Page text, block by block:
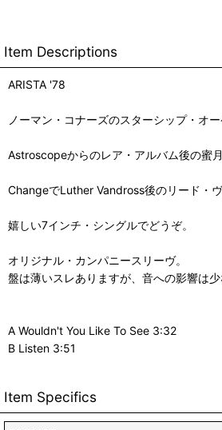
Item Descriptions
ARISTA '78
ノーマン・コナーズのスターシップ・オ
Astroscopeからのレア・アルバム後の蜜
ChangeでLuther Vandross後のリード・
嬉しい7インチ・シングルでどうぞ。
オリジナル・カンパニースリーヴ。
盤は薄いスレありますが、音への影響は
A Wouldn't You Like To See 3:32
B Listen 3:51
Item Specifics